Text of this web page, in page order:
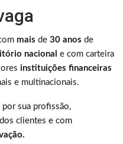
mais de 30 anos de
nacional e com carteira
instituições financeiras
e multinacionais.
por sua profissão,
clientes e com